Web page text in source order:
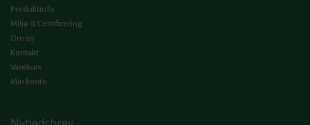
Produktinfo
Miljø & Certificering
Om os
Kontakt
Varekurv
Min konto